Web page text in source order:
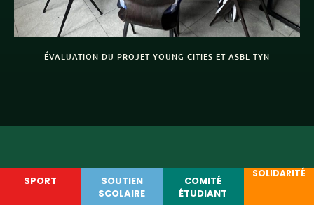
ÉVALUATION DU PROJET YOUNG CITIES ET ASBL TYN
SPORT
SOUTIEN
SCOLAIRE
COMITÉ
ÉTUDIANT
SOLIDARITÉ